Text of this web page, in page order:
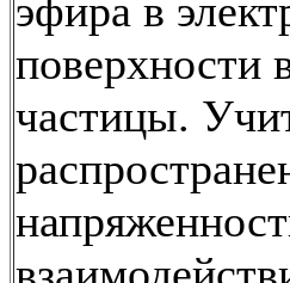
эфира в
поверхности
частицы.